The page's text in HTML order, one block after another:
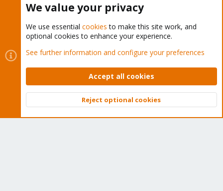
Cookies
Proxmox Support Forum - Light Mode
Contact us
Terms and rules Privacy policy Help Home
Community platform by XenForo © 2010-2026 XenForo Ltd.
Top
We value your privacy
We use essential cookies to make this site work, and
optional cookies to enhance your experience.
See further information and configure your preferences
Accept all cookies
Reject optional cookies